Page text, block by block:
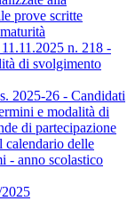
prove scritte
n. 218 -
di svolgimento
2025-26 - Candidati
e modalità di
di partecipazione
calendario delle
- anno scolastico